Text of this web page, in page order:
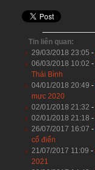
Tin liên quan:
29/03/2018 23:05 -
06/03/2018 10:02 -
Thái Bình
04/01/2018 20:49 -
mực 2020
02/01/2018 21:32 -
02/01/2018 21:18 -
26/07/2017 16:07 -
cổ điển
21/07/2017 11:09 -
2021